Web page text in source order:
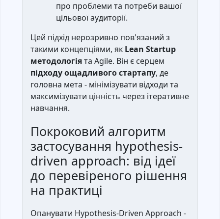
про проблеми та потреби вашої
цільової аудиторії.
Цей підхід нерозривно пов'язаний з
такими концепціями, як Lean Startup
методологіята Agile. Він є серцем
підходу ощадливого стартапу, де
головна мета - мінімізувати відходи та
максимізувати цінність через ітеративне
навчання.
Покроковий алгоритм
застосування hypothesis-
driven approach: від ідеї
до перевіреного рішення
на практиці
Опанувати Hypothesis-Driven Approach -